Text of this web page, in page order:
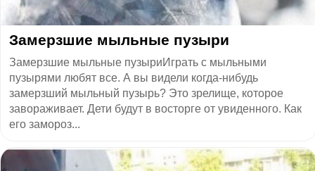
​Замерзшие мыльные пузыри
Замерзшие мыльные пузыриИграть с мыльными
пузырями любят все. А вы видели когда-нибудь
замерзший мыльный пузырь? Это зрелище, которое
завораживает. Дети будут в восторге от увиденного. Как
его замороз...